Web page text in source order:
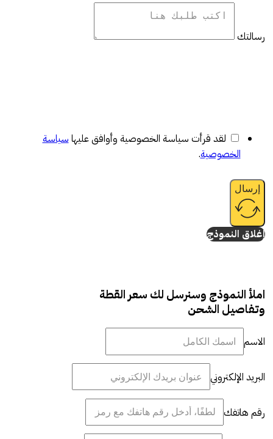
رسالتك
لقد قرأت سياسة الخصوصية وأوافق عليها سياسة
الخصوصية.
إرسال
إغلاق النموذج
املأ النموذج وسنرسل لك سعر القطة
وتفاصيل الشحن
الاسم
البريد الإلكتروني
رقم هاتفك